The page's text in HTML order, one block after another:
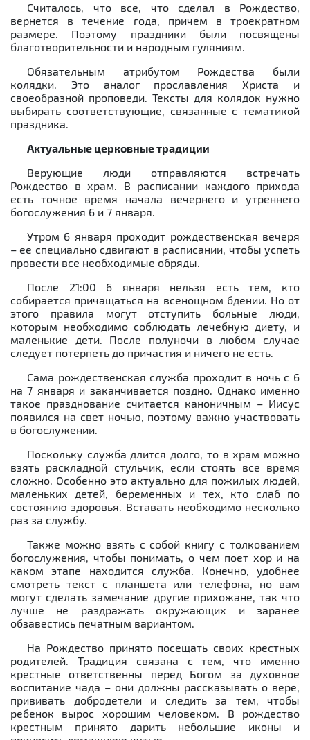
Считалось, что все, что сделал в Рождество,
вернется в течение года, причем в троекратном
размере. Поэтому праздники были посвящены
благотворительности и народным гуляниям.
Обязательным атрибутом Рождества были
колядки. Это аналог прославления Христа и
своеобразной проповеди. Тексты для колядок нужно
выбирать соответствующие, связанные с тематикой
праздника.
Актуальные церковные традиции
Верующие люди отправляются встречать
Рождество в храм. В расписании каждого прихода
есть точное время начала вечернего и утреннего
богослужения 6 и 7 января.
Утром 6 января проходит рождественская вечеря
– ее специально сдвигают в расписании, чтобы успеть
провести все необходимые обряды.
После 21:00 6 января нельзя есть тем, кто
собирается причащаться на всенощном бдении. Но от
этого правила могут отступить больные люди,
которым необходимо соблюдать лечебную диету, и
маленькие дети. После полуночи в любом случае
следует потерпеть до причастия и ничего не есть.
Сама рождественская служба проходит в ночь с 6
на 7 января и заканчивается поздно. Однако именно
такое празднование считается каноничным – Иисус
появился на свет ночью, поэтому важно участвовать
в богослужении.
Поскольку служба длится долго, то в храм можно
взять раскладной стульчик, если стоять все время
сложно. Особенно это актуально для пожилых людей,
маленьких детей, беременных и тех, кто слаб по
состоянию здоровья. Вставать необходимо несколько
раз за службу.
Также можно взять с собой книгу с толкованием
богослужения, чтобы понимать, о чем поет хор и на
каком этапе находится служба. Конечно, удобнее
смотреть текст с планшета или телефона, но вам
могут сделать замечание другие прихожане, так что
лучше не раздражать окружающих и заранее
обзавестись печатным вариантом.
На Рождество принято посещать своих крестных
родителей. Традиция связана с тем, что именно
крестные ответственны перед Богом за духовное
воспитание чада – они должны рассказывать о вере,
прививать добродетели и следить за тем, чтобы
ребенок вырос хорошим человеком. В рождество
крестным принято дарить небольшие иконы и